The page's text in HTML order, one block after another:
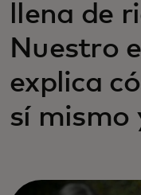
llena de
Nuestro
explica
sí mismo